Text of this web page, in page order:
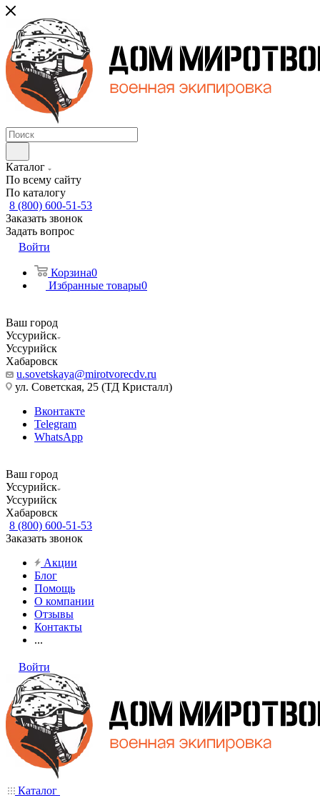
Каталог
По всему сайту
По каталогу
8 (800) 600-51-53
Заказать звонок
Задать вопрос
Войти
Корзина0
Избранные товары0
Ваш город
Уссурийск
Уссурийск
Хабаровск
u.sovetskaya@mirotvorecdv.ru
ул. Советская, 25 (ТД Кристалл)
Вконтакте
Telegram
WhatsApp
Ваш город
Уссурийск
Уссурийск
Хабаровск
8 (800) 600-51-53
Заказать звонок
Акции
Блог
Помощь
О компании
Отзывы
Контакты
...
Войти
Каталог